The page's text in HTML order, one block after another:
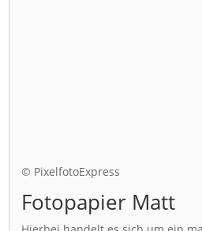
© PixelfotoExpress
Fotopapier Matt